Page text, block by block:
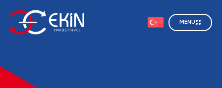
MENU